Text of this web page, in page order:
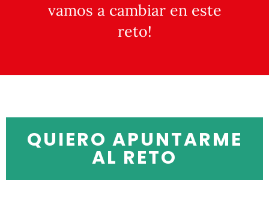
vamos a cambiar en este
reto!
QUIERO APUNTARME
AL RETO